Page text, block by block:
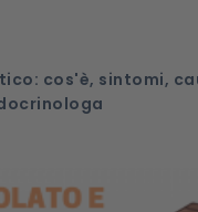
cos'è, sintomi,